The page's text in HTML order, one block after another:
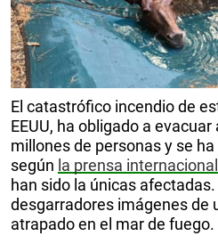
El catastrófico incendio de
EEUU, ha obligado a
millones de personas y se
según la prensa
han sido la únicas
desgarradores imágenes de
atrapado en el mar de fuego.